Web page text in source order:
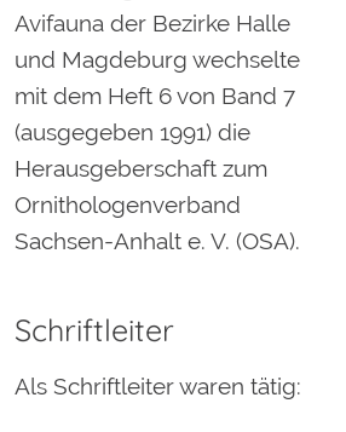
Avifauna der Bezirke Halle
und Magdeburg wechselte
mit dem Heft 6 von Band 7
(ausgegeben 1991) die
Herausgeberschaft zum
Ornithologenverband
Sachsen-Anhalt e. V. (OSA).
Schriftleiter
Als Schriftleiter waren tätig: